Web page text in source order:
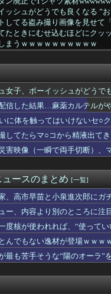
ッシュがどうでも良くなる ”
てる盗み撮り画像を見せて
ときにむせ込むほどにクッ
まうｗｗｗｗｗｗｗｗｗｗ
に都心の近くが最低10万払
美味しく無くなる』って怒ら
たちと写真を撮りまくってし
ハローさん。（結局飲んでし
イボールや！」
になるｗｗｗｗｗ
小泉進次郎にガチギレ 痛烈
とフリンしたのよ！」私「
廃止でTシャツ素材
に負けたのか・・・
ｗｗｗｗｗｗｗｗwwww
反応
混みそう
本初上陸！東京・新橋に1号
坂46】
の魔神」最有力考察が提示
貧乏底辺』と認識があるみた
女子、ボーイッシュがどうで
信した結果…麻薬カルテルが
に体を触ってはいけないセ○
してたらマ○コから精液出て
害映像（一瞬で両手切断）、
ースのまとめ [一覧]
、高市早苗と小泉進次郎に
ー、内容より別のところに注
度核が使われれば、“使って
んでもない逸材が登場ｗｗｗ
最も苦手そうな“陽のオーラ”